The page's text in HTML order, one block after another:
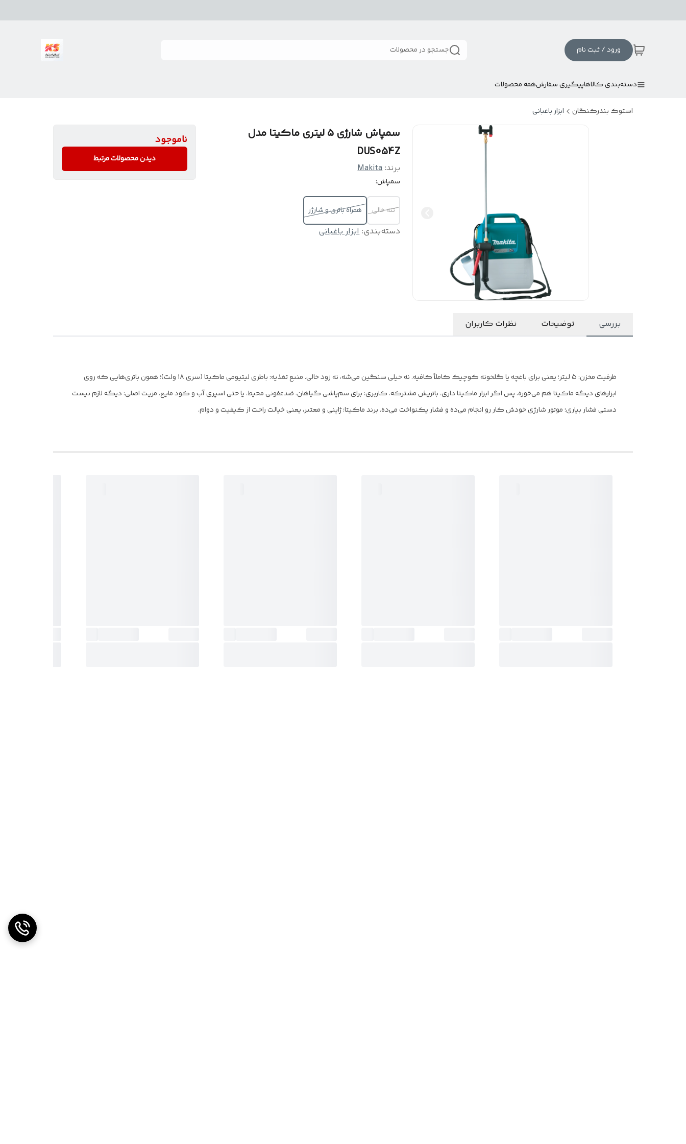
ورود / ثبت نام جستجو در محصولات
دسته‌بندی کالاهاپیگیری سفارشهمه محصولات
استوک بندرکنگان ابزار باغبانی
سمپاش شارژی ۵ لیتری ماکیتا مدل
DUS054Z
برند:Makita
سمپاش:
تنه خالی همراه باتری و شارژر
دسته‌بندی:ابزار باغبانی
ناموجود
دیدن محصولات مرتبط
بررسی توضیحات نظرات کاربران
ظرفیت مخزن: ۵ لیتر؛ یعنی برای باغچه یا گلخونه کوچیک کاملاً کافیه. نه خیلی سنگین می‌شه، نه زود خالی. منبع تغذیه: باطری لیتیومی ماکیتا (سری ۱۸ ولت)؛ همون باتری‌هایی که روی
ابزارهای دیگه ماکیتا هم می‌خوره. پس اگر ابزار ماکیتا داری، باتریش مشترکه. کاربری: برای سم‌پاشی گیاهان، ضدعفونی محیط، یا حتی اسپری آب و کود مایع. مزیت اصلی: دیگه لازم نیست
دستی فشار بیاری؛ موتور شارژی خودش کار رو انجام می‌ده و فشار یکنواخت می‌ده. برند ماکیتا: ژاپنی و معتبر، یعنی خیالت راحت از کیفیت و دوام.